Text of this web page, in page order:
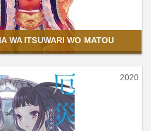
WA ITSUWARI WO MATOU
2020